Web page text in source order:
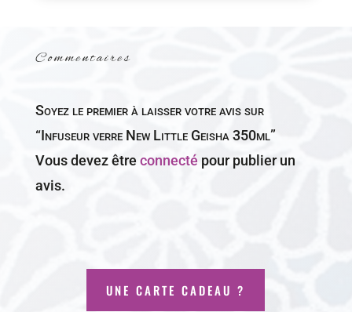
Commentaires
Soyez le premier à laisser votre avis sur
“Infuseur verre New Little Geisha 350ml”
Vous devez êtreconnecté pour publier un
avis.
UNE CARTE CADEAU ?